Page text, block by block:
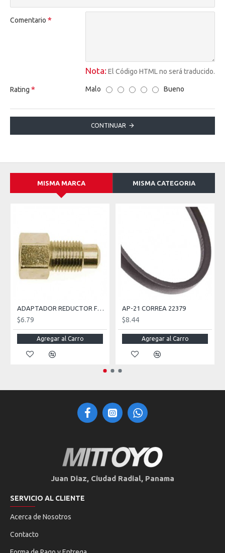
Comentario
Nota: El Código HTML no será traducido.
Rating Malo Bueno
CONTINUAR
MISMA MARCA MISMA CATEGORIA
ADAPTADOR REDUCTOR FRENO 12 MM MACHO 10 MM HEMBRA
$6.79
Agregar al Carro
AP-21 CORREA 22379
$8.44
Agregar al Carro
Juan Diaz, Ciudad Radial, Panama
SERVICIO AL CLIENTE
Acerca de Nosotros
Contacto